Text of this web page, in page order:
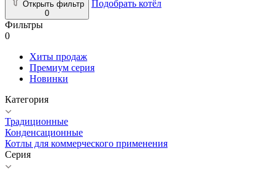
Открыть фильтр
0
Подобрать котёл
Фильтры
0
Хиты продаж
Премиум серия
Новинки
Категория
Традиционные
Конденсационные
Котлы для коммерческого применения
Серия